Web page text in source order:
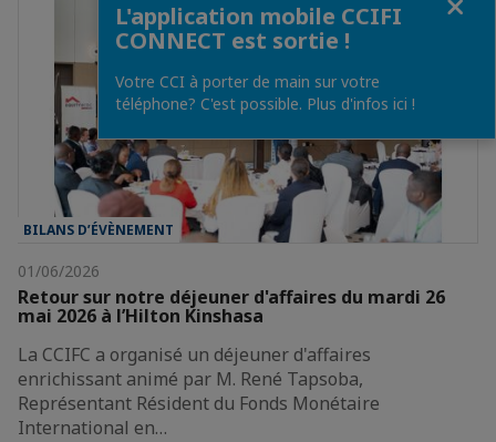
BILANS D’ÉVÈNEMENT
01/06/2026
Retour sur notre déjeuner d'affaires du mardi 26
mai 2026 à l’Hilton Kinshasa
La CCIFC a organisé un déjeuner d'affaires
enrichissant animé par M. René Tapsoba,
Représentant Résident du Fonds Monétaire
International en…
L'application mobile CCIFI
CONNECT est sortie !
Votre CCI à porter de main sur votre
téléphone? C'est possible. Plus d'infos ici !